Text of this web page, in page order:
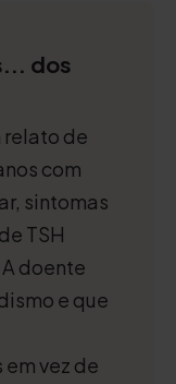
dos
relato de
com
sintomas
TSH
doente
e que
vez de